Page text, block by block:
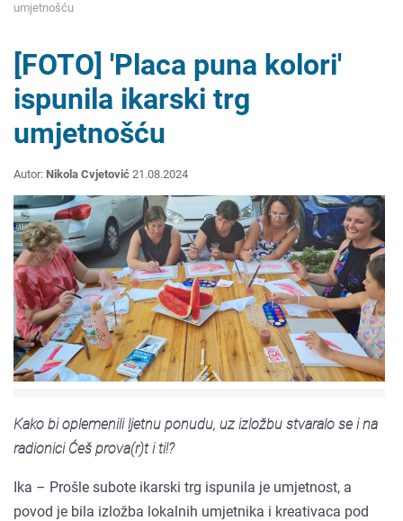
umjetnošću
[FOTO] 'Placa puna kolori'
ispunila ikarski trg
umjetnošću
Autor: Nikola Cvjetović 21.08.2024
Kako bi oplemenili ljetnu ponudu, uz izložbu stvaralo se i na
radionici Ćeš prova(r)t i ti!?
Ika – Prošle subote ikarski trg ispunila je umjetnost, a
povod je bila izložba lokalnih umjetnika i kreativaca pod